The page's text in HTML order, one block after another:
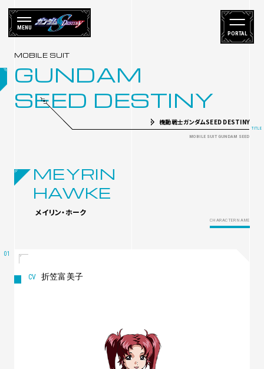
PORTAL
MENU
GUNDAM
SEED DESTINY
機動戦士ガンダムSEED DESTINY
MEYRIN
HAWKE
メイリン・ホーク
CHARACTER NAME
折笠富美子